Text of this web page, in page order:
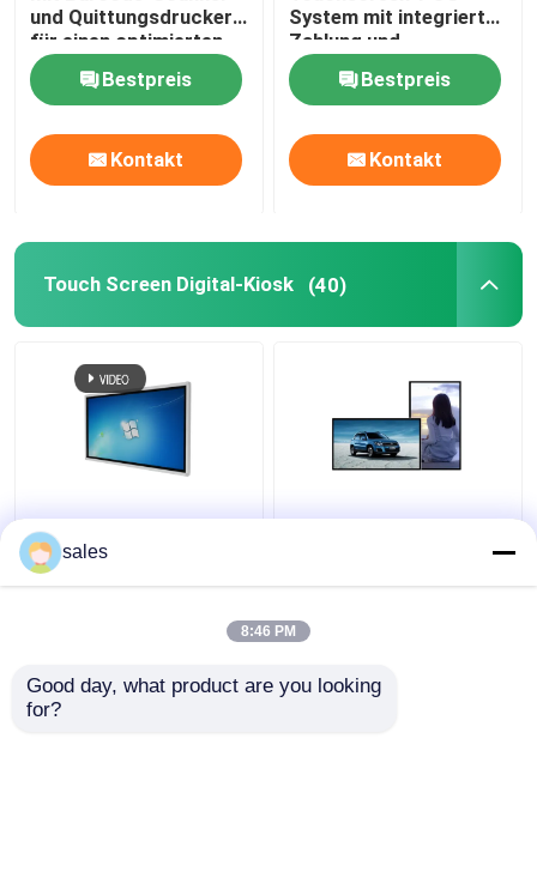
und Quittungsdrucker
für einen optimierten
Selbstbedienung
Bestpreis
Kontakt
System mit integrierter
Zahlung und
Kundenanzeige
Bestpreis
Kontakt
Touch Screen Digital-Kiosk (40)
Windows 55-Zoll-
Touchscreen Digitales
Kiosk Infrarot All in One
43 Zoll Kapazitiv
Touchscreen Digitales
sales
8:46 PM
Good day, what product are you looking
for?